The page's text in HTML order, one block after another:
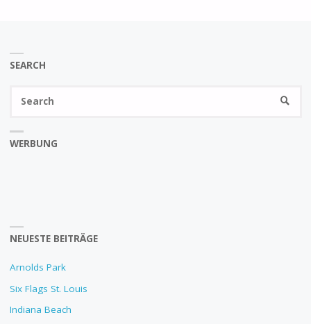
SEARCH
WERBUNG
NEUESTE BEITRÄGE
Arnolds Park
Six Flags St. Louis
Indiana Beach